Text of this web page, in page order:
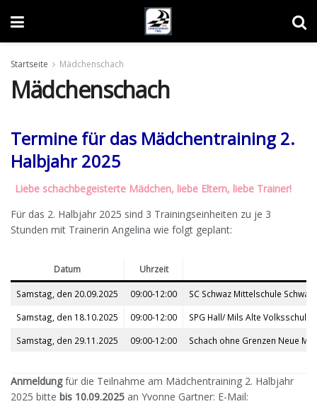
Startseite Mädchenschach
Mädchenschach
Termine für das Mädchentraining 2.
Halbjahr 2025
Liebe schachbegeisterte Mädchen, liebe Eltern, liebe Trainer!
Für das 2. Halbjahr 2025 sind 3 Trainingseinheiten zu je 3
Stunden mit Trainerin Angelina wie folgt geplant:
Datum Uhrzeit
Samstag, den 20.09.2025 09:00-12:00 SC Schwaz Mittelschule
Samstag, den 18.10.2025 09:00-12:00 SPG Hall/ Mils Alte Volksschule
Samstag, den 29.11.2025 09:00-12:00 Schach ohne Grenzen Neue
Anmeldungfür die Teilnahme am Mädchentraining 2. Halbjahr
2025 bitte bis 10.09.2025 an Yvonne Gartner: E-Mail: